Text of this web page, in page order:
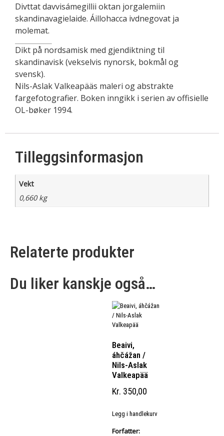
Divttat davvisámegillii oktan jorgalemiin
skandinavagielaide. Áillohacca ivdnegovat ja
molemat.
Dikt på nordsamisk med gjendiktning til
skandinavisk (vekselvis nynorsk, bokmål og
svensk).
Nils-Aslak Valkeapääs maleri og abstrakte
fargefotografier. Boken inngikk i serien av offisielle
OL-bøker 1994.
Tilleggsinformasjon
Vekt
0,660 kg
Relaterte produkter
Du liker kanskje også…
Beaivi,
áhčážan /
Nils-Aslak
Valkeapää
Kr 350,00
Legg i handlekurv
Forfatter: